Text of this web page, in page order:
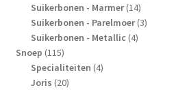
Suikerbonen - Marmer 1414
producten
Suikerbonen - Parelmoer 33
Suikerbonen - Metallic 44
Snoep 115115
producten
Specialiteiten 44
Joris 2020